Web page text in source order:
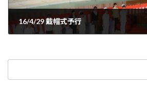
16/4/29 戴帽式予行